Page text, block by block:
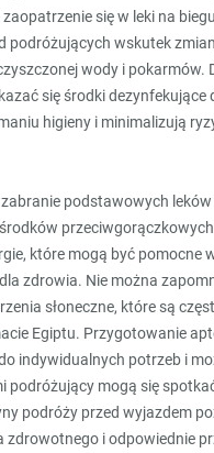
się w leki na
podróżujących wskutek
wody i pokarmów.
się środki dezynfekujące
higieny i minimalizują
podstawowych leków
które mogą być pomocne
zdrowia. Nie można
słoneczne, które są
Egiptu. Przygotowanie
indywidualnych potrzeb i
podróżujący mogą się
podróży przed wyjazdem
zdrowotnego i odpowiednie